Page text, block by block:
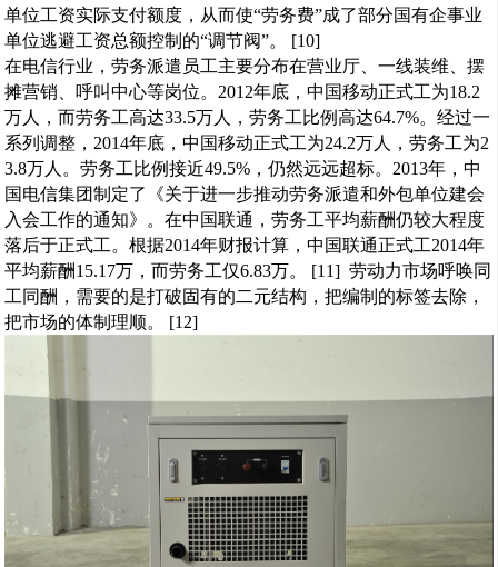
单位工资实际支付额度，从而使“劳务费”成了部分国有企事业
单位逃避工资总额控制的“调节阀”。 [10]
在电信行业，劳务派遣员工主要分布在营业厅、一线装维、摆
摊营销、呼叫中心等岗位。2012年底，中国移动正式工为18.2
万人，而劳务工高达33.5万人，劳务工比例高达64.7%。经过一
系列调整，2014年底，中国移动正式工为24.2万人，劳务工为2
3.8万人。劳务工比例接近49.5%，仍然远远超标。2013年，中
国电信集团制定了《关于进一步推动劳务派遣和外包单位建会
入会工作的通知》。在中国联通，劳务工平均薪酬仍较大程度
落后于正式工。根据2014年财报计算，中国联通正式工2014年
平均薪酬15.17万，而劳务工仅6.83万。 [11] 劳动力市场呼唤同
工同酬，需要的是打破固有的二元结构，把编制的标签去除，
把市场的体制理顺。 [12]